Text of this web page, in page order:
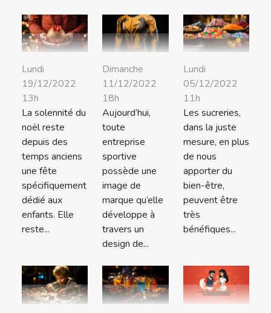
Lundi
19/12/2022
13h
La solennité du
noël reste
depuis des
temps anciens
une fête
spécifiquement
dédié aux
enfants. Elle
reste...
Dimanche
11/12/2022
18h
Aujourd’hui,
toute
entreprise
sportive
possède une
image de
marque qu’elle
développe à
travers un
design de...
Lundi
05/12/2022
11h
Les sucreries,
dans la juste
mesure, en plus
de nous
apporter du
bien-être,
peuvent être
très
bénéfiques...